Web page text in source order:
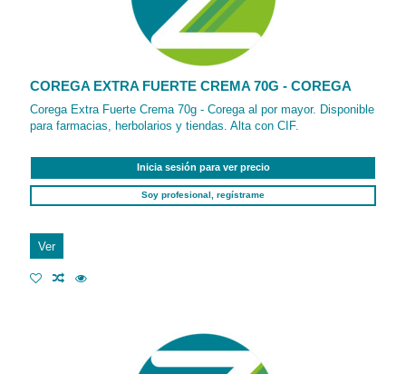
COREGA EXTRA FUERTE CREMA 70G - COREGA
Corega Extra Fuerte Crema 70g - Corega al por mayor. Disponible
para farmacias, herbolarios y tiendas. Alta con CIF.
Inicia sesión para ver precio
Soy profesional, regístrame
Ver